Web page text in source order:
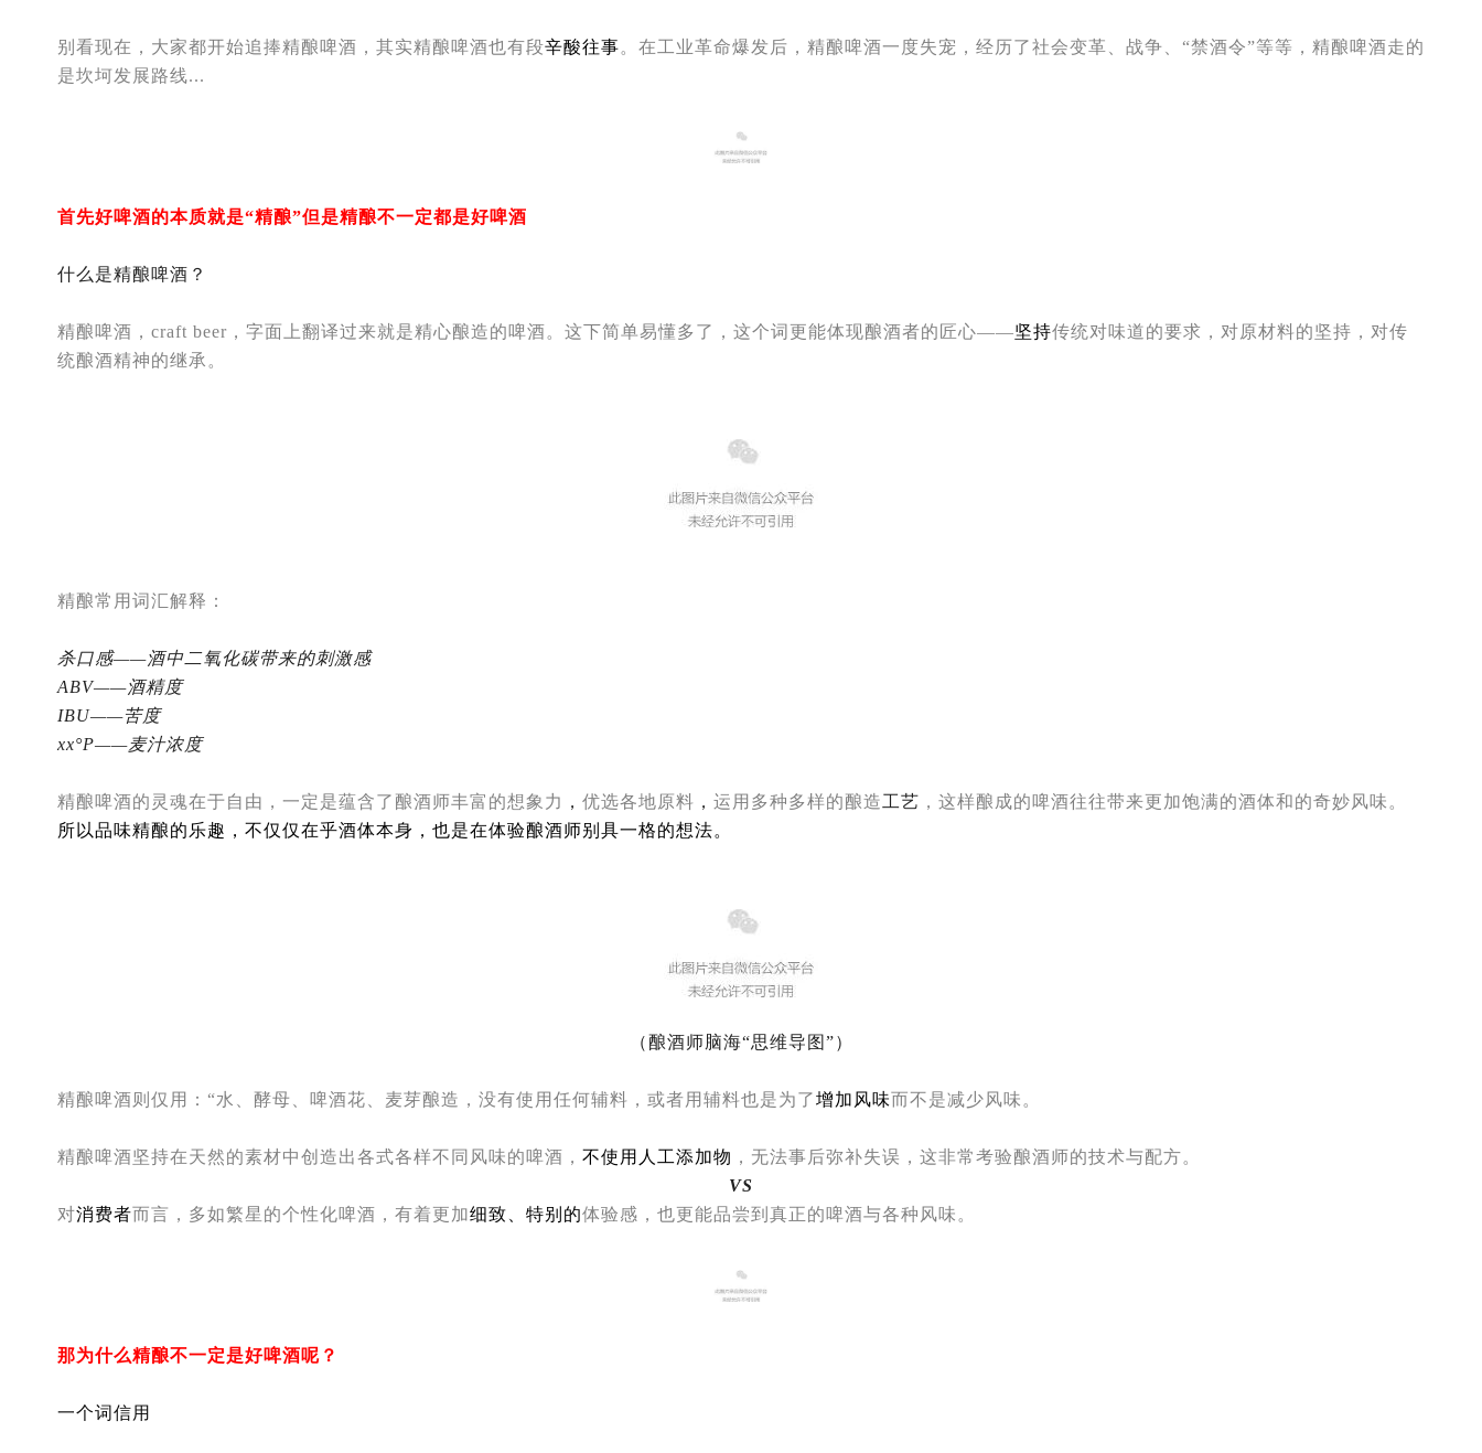
别看现在，大家都开始追捧精酿啤酒，其实精酿啤酒也有段辛酸往事。在工业革命爆发后，精酿啤酒一度失宠，经历了社会变革、战争、“禁酒令”等等，精酿啤酒走的
是坎坷发展路线...
首先好啤酒的本质就是“精酿”但是精酿不一定都是好啤酒
什么是精酿啤酒？
精酿啤酒，craft beer，字面上翻译过来就是精心酿造的啤酒。这下简单易懂多了，这个词更能体现酿酒者的匠心——坚持传统对味道的要求，对原材料的坚持，对传
统酿酒精神的继承。
精酿常用词汇解释：
杀口感——酒中二氧化碳带来的刺激感
ABV——酒精度
IBU——苦度
xx°P——麦汁浓度
精酿啤酒的灵魂在于自由，一定是蕴含了酿酒师丰富的想象力 ， 优选各地原料 ， 运用多种多样的酿造工艺 ，这样酿成的啤酒往往带来更加饱满的酒体和的奇妙风味。
所以品味精酿的乐趣，不仅仅在乎酒体本身，也是在体验酿酒师别具一格的想法。
（酿酒师脑海“思维导图”）
精酿啤酒则仅用：“水、酵母、啤酒花、麦芽酿造，没有使用任何辅料，或者用辅料也是为了增加风味而不是减少风味。
精酿啤酒坚持在天然的素材中创造出各式各样不同风味的啤酒， 不使用人工添加物 ，无法事后弥补失误，这非常考验酿酒师的技术与配方。
VS
对消费者而言，多如繁星的个性化啤酒， 有着更加细致、特别的体验感 ，也更能品尝到真正的啤酒与各种风味。
那为什么精酿不一定是好啤酒呢？
一个词信用